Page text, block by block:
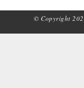
© Copyright